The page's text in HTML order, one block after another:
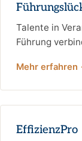
Talente in
Führung
Mehr erfahren
EffizienzPro